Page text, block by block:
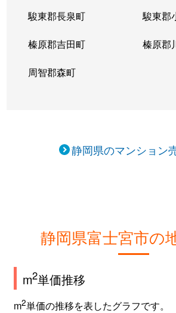
駿東郡長泉町 駿東郡
榛原郡吉田町 榛原郡
周智郡森町
静岡県のマンション
静岡県富士宮市の
m2単価推移
m2単価の推移を表したグラフです。